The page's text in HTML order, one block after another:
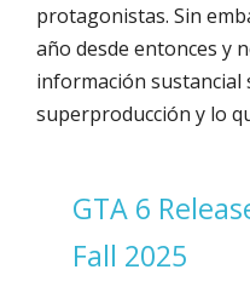
protagonistas. Sin
año desde entonces y
información sustancial
superproducción y lo
GTA 6
Fall 2025